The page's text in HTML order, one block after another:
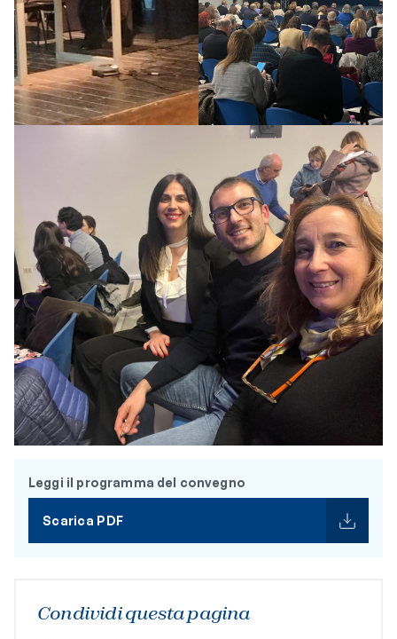
Leggi il programma del convegno
Scarica PDF
Condividi questa pagina